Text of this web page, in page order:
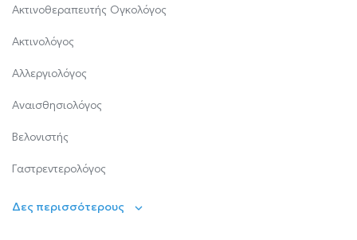
Ακτινοθεραπευτής Ογκολόγος
Ακτινολόγος
Αλλεργιολόγος
Αναισθησιολόγος
Βελονιστής
Γαστρεντερολόγος
Δες περισσότερους